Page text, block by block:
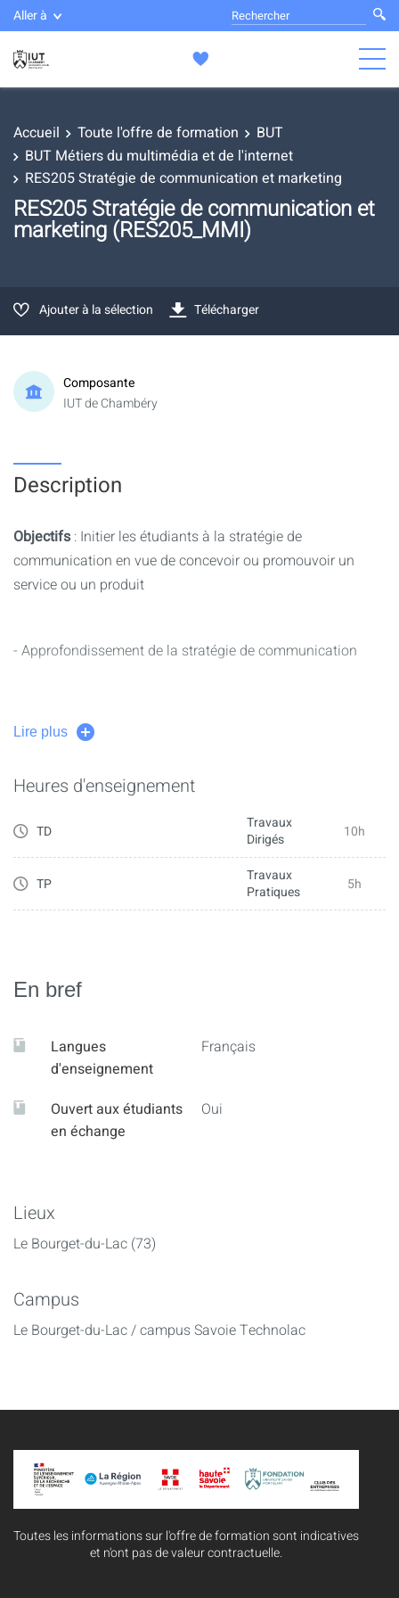
Aller à
Accueil Toute l'offre de formation
BUT
BUT Métiers du multimédia et de l'internet
RES205 Stratégie de communication et marketing
RES205 Stratégie de communication et
marketing (RES205_MMI)
Ajouter à la sélection Télécharger
Composante
IUT de Chambéry
Description
Objectifs : Initier les étudiants à la stratégie de
communication en vue de concevoir ou promouvoir un
service ou un produit
- Approfondissement de la stratégie de communication
objectifs, outils, plan de communication…)
Lire plus
Heures d'enseignement
TD
Travaux
Dirigés
10h
TP
Travaux
Pratiques
5h
En bref
Langues
d'enseignement
Français
Ouvert aux étudiants
en échange
Oui
Lieux
Le Bourget-du-Lac (73)
Campus
Le Bourget-du-Lac / campus Savoie Technolac
Toutes les informations sur l'offre de formation sont indicatives
et n'ont pas de valeur contractuelle.